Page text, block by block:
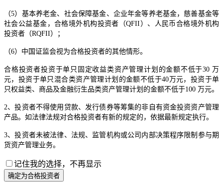
（5）基本养老金、社会保障基金、企业年金等养老基金，慈善基金等
社会公益基金，合格境外机构投资者（QFII）、人民币合格境外机构
投资者（RQFII）；
（6）中国证监会视为合格投资者的其他情形。
合格投资者投资于单只固定收益类资产管理计划的金额不低于30 万
元，投资于单只混合类资产管理计划的金额不低于40万元，投资于单
只权益类、商品及金融衍生品类资产管理计划的金额不低于100 万元。
2、投资者不得使用贷款、发行债券等筹集的非自有资金投资资产管理
产品。如法律法规对合格投资者有新的规定的，依据最新规定执行。
3、投资者未被法律、法规、监管机构或公司内部决策程序限制参与期
货资产管理业务。
记住我的选择，不再显示
确定为合格投资者